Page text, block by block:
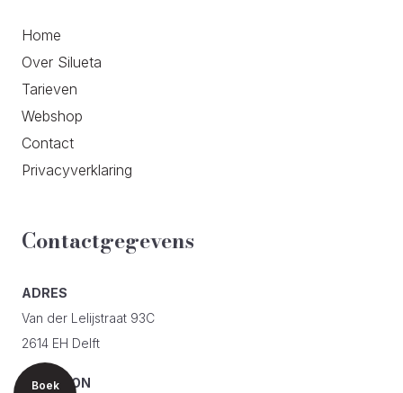
Home
Over Silueta
Tarieven
Webshop
Contact
Privacyverklaring
Contactgegevens
ADRES
Van der Lelijstraat 93C
2614 EH Delft
TELEFOON
Boek